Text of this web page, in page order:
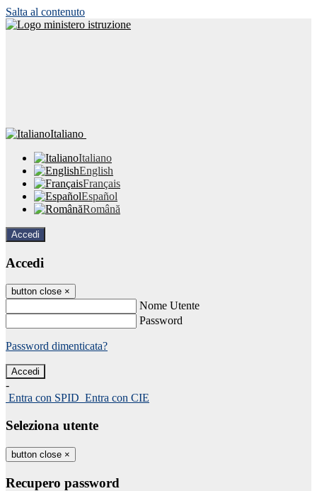
Salta al contenuto
Italiano
Italiano
English
Français
Español
Română
Accedi
Accedi
button close ×
Nome Utente
Password
Password dimenticata?
-
Entra con SPID Entra con CIE
Seleziona utente
button close ×
Recupero password